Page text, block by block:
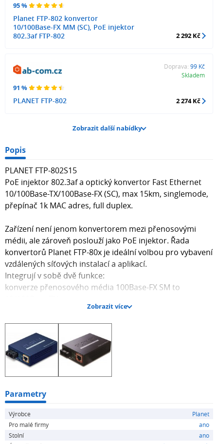
95 %
Planet FTP-802 konvertor
10/100Base-FX MM (SC), PoE injektor
802.3af FTP-802
2 292 Kč
91 %
PLANET FTP-802
Doprava: 99 Kč
Skladem
2 274 Kč
Zobrazit další nabídky
Popis
PLANET FTP-802S15
PoE injektor 802.3af a optický konvertor Fast Ethernet
10/100Base-TX/100Base-FX (SC), max 15km, singlemode,
přepínač 1k MAC adres, full duplex.
Zařízení není jenom konvertorem mezi přenosovými
médii, ale zároveň poslouží jako PoE injektor. Řada
konvertorů Planet FTP-80x je ideální volbou pro vybavení
vzdálených síťových instalací a aplikací.
Integrují v sobě dvě funkce:
konverze přenosového média 100Base-FX SM to
Power over ethernet injektor
Síťový prvek je tak ideální volbou pro poskytovatele
služeb, pro kancelářské a firemní prostory, nebo pro
rozšíření struktury sítě o technologii WiFi, jejíž access
pointy lze napájet přímo pomocí kovertorů.
instalaci IP kamerových systémů, tedy včetně kamer
napájených s pomocí PoE.
IEEE 802.3af standard obsažený v FTP-80x využívá v
kabeláži ethernet napětí 48V SS, to umožňuje použití
klasické ethernet UTP kabeláže mezi FTP-80x a s IEEE
Zobrazit více
Parametry
Výrobce
Planet
Pro malé firmy
ano
Stolní
ano